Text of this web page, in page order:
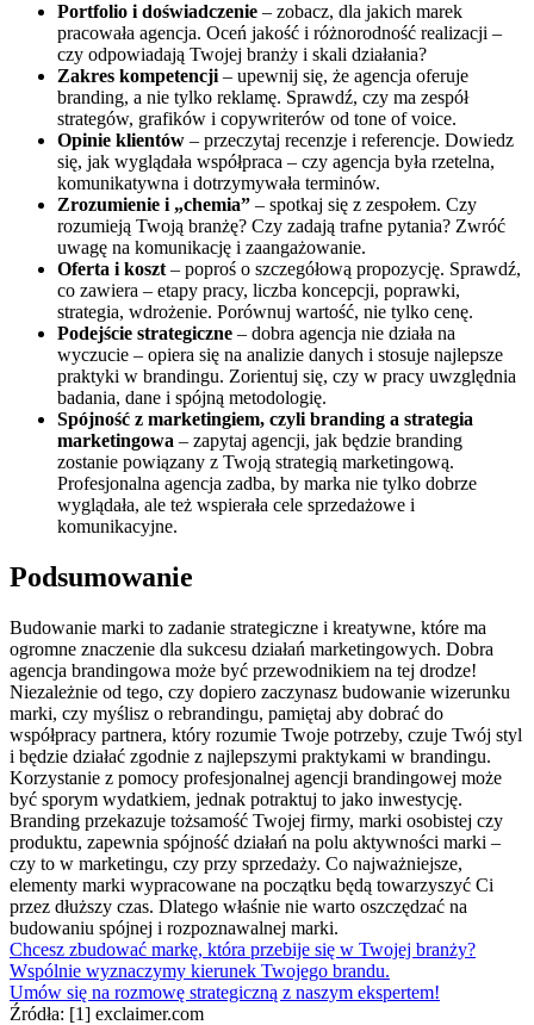
Portfolio i doświadczenie – zobacz, dla jakich marek
pracowała agencja. Oceń jakość i różnorodność realizacji –
czy odpowiadają Twojej branży i skali działania?
Zakres kompetencji – upewnij się, że agencja oferuje
branding, a nie tylko reklamę. Sprawdź, czy ma zespół
strategów, grafików i copywriterów od tone of voice.
Opinie klientów – przeczytaj recenzje i referencje. Dowiedz
się, jak wyglądała współpraca – czy agencja była rzetelna,
komunikatywna i dotrzymywała terminów.
Zrozumienie i „chemia” – spotkaj się z zespołem. Czy
rozumieją Twoją branżę? Czy zadają trafne pytania? Zwróć
uwagę na komunikację i zaangażowanie.
Oferta i koszt – poproś o szczegółową propozycję. Sprawdź,
co zawiera – etapy pracy, liczba koncepcji, poprawki,
strategia, wdrożenie. Porównuj wartość, nie tylko cenę.
Podejście strategiczne – dobra agencja nie działa na
wyczucie – opiera się na analizie danych i stosuje najlepsze
praktyki w brandingu. Zorientuj się, czy w pracy uwzględnia
badania, dane i spójną metodologię.
Spójność z marketingiem, czyli branding a strategia
marketingowa – zapytaj agencji, jak będzie branding
zostanie powiązany z Twoją strategią marketingową.
Profesjonalna agencja zadba, by marka nie tylko dobrze
wyglądała, ale też wspierała cele sprzedażowe i
komunikacyjne.
Podsumowanie
Budowanie marki to zadanie strategiczne i kreatywne, które ma
ogromne znaczenie dla sukcesu działań marketingowych. Dobra
agencja brandingowa może być przewodnikiem na tej drodze!
Niezależnie od tego, czy dopiero zaczynasz budowanie wizerunku
marki, czy myślisz o rebrandingu, pamiętaj aby dobrać do
współpracy partnera, który rozumie Twoje potrzeby, czuje Twój styl
i będzie działać zgodnie z najlepszymi praktykami w brandingu.
Korzystanie z pomocy profesjonalnej agencji brandingowej może
być sporym wydatkiem, jednak potraktuj to jako inwestycję.
Branding przekazuje tożsamość Twojej firmy, marki osobistej czy
produktu, zapewnia spójność działań na polu aktywności marki –
czy to w marketingu, czy przy sprzedaży. Co najważniejsze,
elementy marki wypracowane na początku będą towarzyszyć Ci
przez dłuższy czas. Dlatego właśnie nie warto oszczędzać na
budowaniu spójnej i rozpoznawalnej marki.
Chcesz zbudować markę, która przebije się w Twojej branży?
Wspólnie wyznaczymy kierunek Twojego brandu.
Umów się na rozmowę strategiczną z naszym ekspertem!
Źródła: [1] exclaimer.com